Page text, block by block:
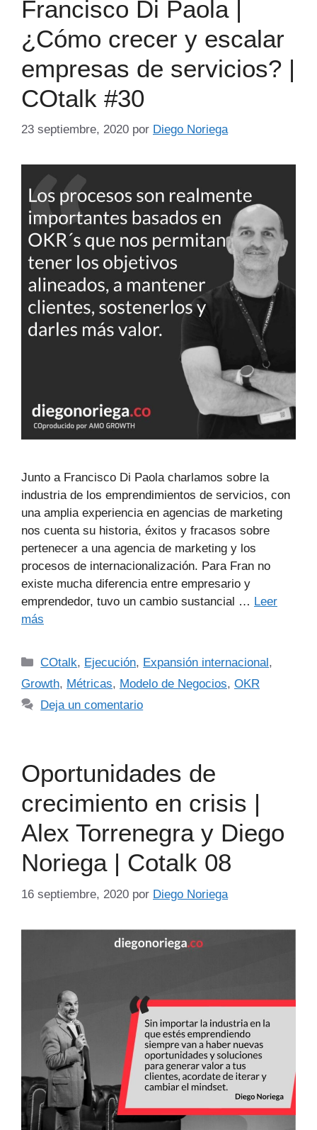
Francisco Di Paola |
¿Cómo crecer y escalar
empresas de servicios? |
COtalk #30
23 septiembre, 2020 por Diego Noriega
Junto a Francisco Di Paola charlamos sobre la
industria de los emprendimientos de servicios, con
una amplia experiencia en agencias de marketing
nos cuenta su historia, éxitos y fracasos sobre
pertenecer a una agencia de marketing y los
procesos de internacionalización. Para Fran no
existe mucha diferencia entre empresario y
emprendedor, tuvo un cambio sustancial … Leer
más
COtalk, Ejecución, Expansión internacional,
Growth, Métricas, Modelo de Negocios, OKR
Deja un comentario
Oportunidades de
crecimiento en crisis |
Alex Torrenegra y Diego
Noriega | Cotalk 08
16 septiembre, 2020 por Diego Noriega